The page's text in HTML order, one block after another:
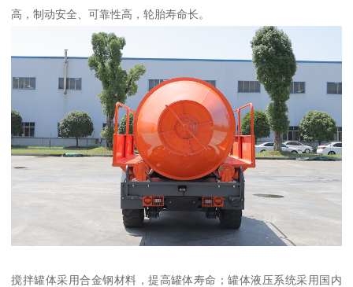
高，制动安全、可靠性高，轮胎寿命长。
搅拌罐体采用合金钢材料，提高罐体寿命；罐体液压系统采用国内